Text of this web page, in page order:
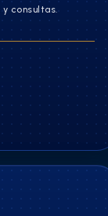
consultas.